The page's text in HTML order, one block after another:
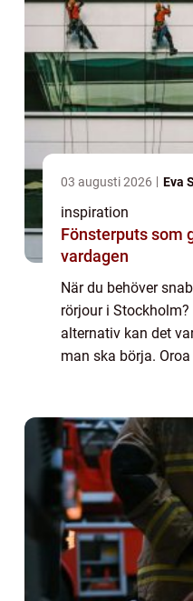
03 augusti 2026 Eva
inspiration
Fönsterputs som
vardagen
När du behöver
rörjour i
alternativ kan det
man ska börja.